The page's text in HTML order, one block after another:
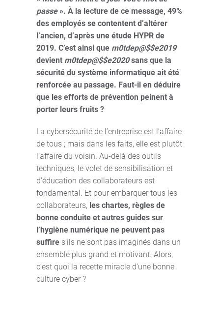
passe». À la lecture de ce message, 49%
des employés se contentent d’altérer
l’ancien, d’après une étude HYPR de
2019. C’est ainsi que m0tdep@$$e2019
devient m0tdep@$$e2020sans que la
sécurité du système informatique ait été
renforcée au passage. Faut-il en déduire
que les efforts de prévention peinent à
porter leurs fruits ?
La cybersécurité de l’entreprise est l’affaire
de tous ; mais dans les faits, elle est plutôt
l’affaire du voisin. Au-delà des outils
techniques, le volet de sensibilisation et
d’éducation des collaborateurs est
fondamental. Et pour embarquer tous les
collaborateurs, les chartes, règles de
bonne conduite et autres guides sur
l’hygiène numérique ne peuvent pas
suffire s’ils ne sont pas imaginés dans un
ensemble plus grand et motivant. Alors,
c’est quoi la recette miracle d’une bonne
culture cyber ?